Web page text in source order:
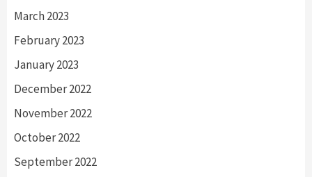
March 2023
February 2023
January 2023
December 2022
November 2022
October 2022
September 2022